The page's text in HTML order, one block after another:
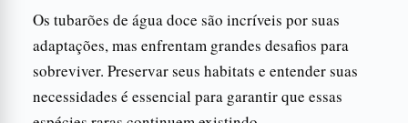
Os tubarões de água doce são incríveis por suas
adaptações, mas enfrentam grandes desafios para
sobreviver. Preservar seus habitats e entender suas
necessidades é essencial para garantir que essas